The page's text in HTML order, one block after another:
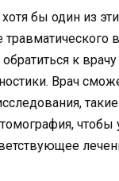
бы один из
травматического
к
Врач
чтобы